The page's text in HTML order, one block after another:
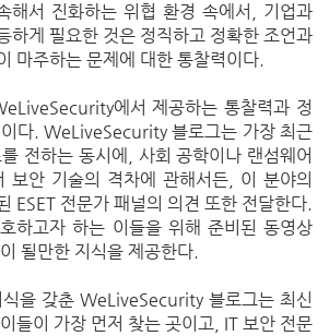
해서 진화하는 위협 환경 속에서, 기업과
하게 필요한 것은 정직하고 정확한 조언과
마주하는 문제에 대한 통찰력이다.
에서 제공하는 통찰력과 정
다. WeLiveSecurity 블로그는 가장 최근
전하는 동시에, 사회 공학이나 랜섬웨어
보안 기술의 격차에 관해서든, 이 분야의
ESET 전문가 패널의 의견 또한 전달한다.
하고자 하는 이들을 위해 준비된 동영상
될만한 지식을 제공한다.
을 갖춘 WeLiveSecurity 블로그는 최신
들이 가장 먼저 찾는 곳이고, IT 보안 전문